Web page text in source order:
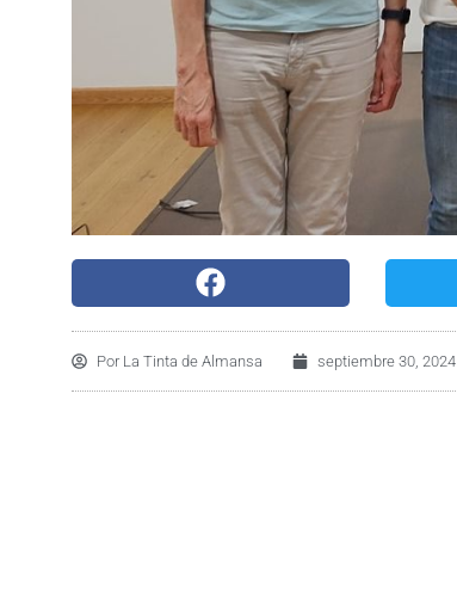
Por La Tinta de Almansa septiembre 30, 2024